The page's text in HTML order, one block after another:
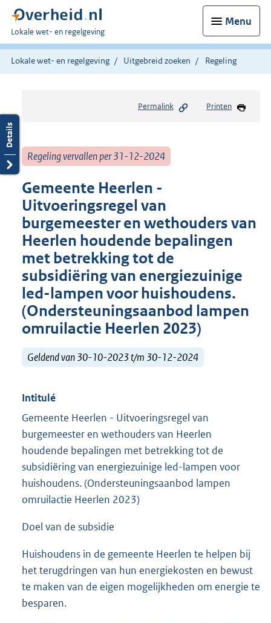
Menu
U
bent
hier:
Lokale wet- en regelgeving
Lokale wet- en regelgeving Uitgebreid zoeken Regeling
Permalink Printen
Regeling vervallen per 31-12-2024
Gemeente Heerlen -
Uitvoeringsregel van
burgemeester en wethouders van
Heerlen houdende bepalingen
met betrekking tot de
subsidiëring van energiezuinige
led-lampen voor huishoudens.
(Ondersteuningsaanbod lampen
omruilactie Heerlen 2023)
Geldend van 30-10-2023 t/m 30-12-2024
Intitulé
Gemeente Heerlen - Uitvoeringsregel van
burgemeester en wethouders van Heerlen
houdende bepalingen met betrekking tot de
subsidiëring van energiezuinige led-lampen voor
huishoudens. (Ondersteuningsaanbod lampen
omruilactie Heerlen 2023)
Doel van de subsidie
Huishoudens in de gemeente Heerlen te helpen bij
het terugdringen van hun energiekosten en bewust
te maken van de eigen mogelijkheden om energie te
besparen.